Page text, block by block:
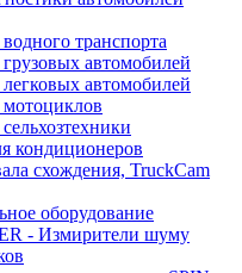
транспорта
автомобилей
автомобилей
мотоциклов
кондиционеров
схождения, TruckCam
оборудование
- Измирители шуму